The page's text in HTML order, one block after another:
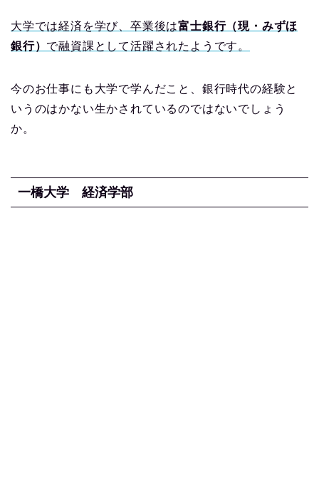
大学では経済を学び、卒業後は富士銀行（現・みずほ
銀行） で融資課として活躍されたようです。
今のお仕事にも大学で学んだこと、銀行時代の経験と
いうのはかない生かされているのではないでしょう
か。
一橋大学 経済学部